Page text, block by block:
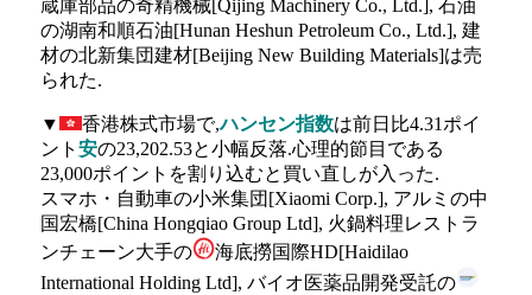
蔵庫部品の奇精機械[Qijing Machinery Co., Ltd.], 石油
の湖南和順石油[Hunan Heshun Petroleum Co., Ltd.], 建
材の北新集団建材[Beijing New Building Materials]は売
られた.
▼ 香港株式市場で,ハンセン指数は前日比4.31ポイ
ント 安の23,202.53と小幅反落.心理的節目である
23,000ポイントを割り込むと買い直しが入った.
スマホ・自動車の小米集団[Xiaomi Corp.], アルミの中
国宏橋[China Hongqiao Group Ltd], 火鍋料理レストラ
ンチェーン大手の
海底撈国際HD[Haidilao
International Holding Ltd], バイオ医薬品開発受託の